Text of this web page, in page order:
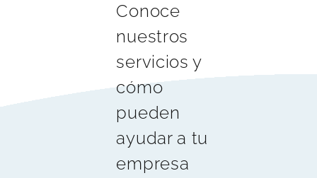
Conoce
nuestros
servicios y
cómo
pueden
ayudar a tu
empresa